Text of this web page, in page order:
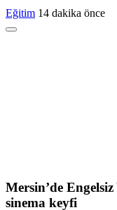
Eğitim 14 dakika önce
Mersin’de
sinema keyfi